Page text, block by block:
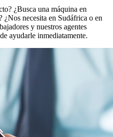
¿Busca una máquina en
¿Nos necesita en Sudáfrica o en
y nuestros agentes
ayudarle inmediatamente.